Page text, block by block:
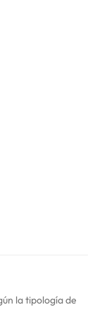
la tipología de